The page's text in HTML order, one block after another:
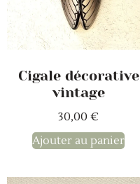
Cigale décorative
vintage
30,00 €
Ajouter au panier